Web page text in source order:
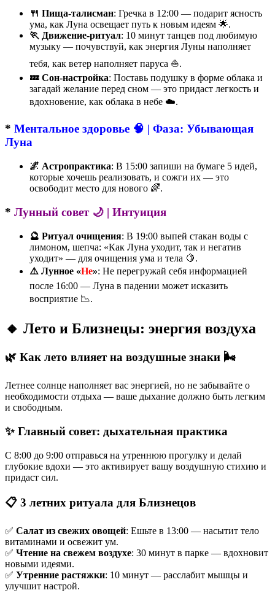
🍴 Пища-талисман: Гречка в 12:00 — подарит ясность
ума, как Луна освещает путь к новым идеям 🌟.
🏃 Движение-ритуал: 10 минут танцев под любимую
музыку — почувствуй, как энергия Луны наполняет
тебя, как ветер наполняет паруса ⛵️.
💤 Сон-настройка: Поставь подушку в форме облака и
загадай желание перед сном — это придаст легкость и
вдохновение, как облака в небе ☁️.
* Ментальное здоровье 🧠 | Фаза: Убывающая
Луна
🌌 Астропрактика: В 15:00 запиши на бумаге 5 идей,
которые хочешь реализовать, и сожги их — это
освободит место для нового 🌈.
* Лунный совет 🌙 | Интуиция
🔮 Ритуал очищения: В 19:00 выпей стакан воды с
лимоном, шепча: «Как Луна уходит, так и негатив
уходит» — для очищения ума и тела 🍋.
⚠️ Лунное «Не»: Не перегружай себя информацией
после 16:00 — Луна в падении может исказить
восприятие 📉.
🔸 Лето и Близнецы: энергия воздуха
🌿 Как лето влияет на воздушные знаки 🌬️
Летнее солнце наполняет вас энергией, но не забывайте о
необходимости отдыха — ваше дыхание должно быть легким
и свободным.
✨ Главный совет: дыхательная практика
С 8:00 до 9:00 отправься на утреннюю прогулку и делай
глубокие вдохи — это активирует вашу воздушную стихию и
придаст сил.
📋 3 летних ритуала для Близнецов
✅ Салат из свежих овощей: Ешьте в 13:00 — насытит тело
витаминами и освежит ум.
✅ Чтение на свежем воздухе: 30 минут в парке — вдохновит
новыми идеями.
✅ Утренние растяжки: 10 минут — расслабит мышцы и
улучшит настрой.